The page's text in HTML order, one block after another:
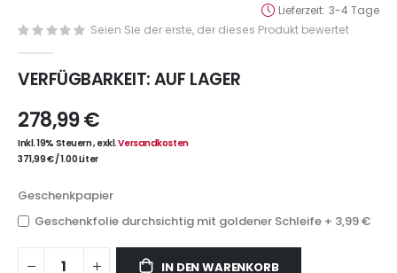
Lieferzeit 3-4 Tage
Seien Sie der erste, der dieses Produkt bewertet
VERFÜGBARKEIT:AUF LAGER
278,99 €
Inkl. 19% Steuern,exkl.Versandkosten
371,99 €/1.00 Liter
Geschenkpapier
Geschenkfolie durchsichtig mit goldener Schleife + 3,99 €
IN DEN WARENKORB